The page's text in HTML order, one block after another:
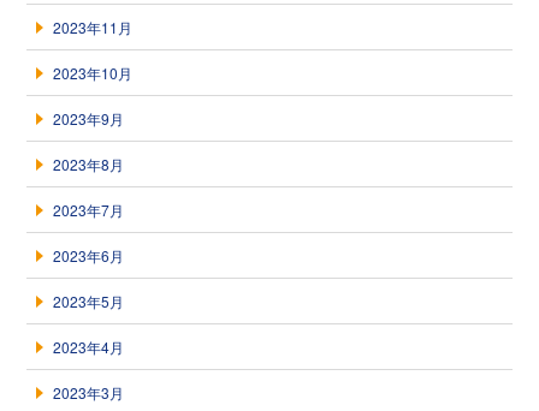
2023年11月
2023年10月
2023年9月
2023年8月
2023年7月
2023年6月
2023年5月
2023年4月
2023年3月